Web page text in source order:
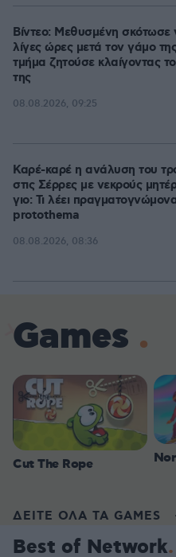
Βίντεο: Μεθυσμένη σκότωσε
λίγες ώρες μετά τον γάμο
τμήμα ζητούσε κλαίγοντας
της
08.08.2026, 09:25
Καρέ-καρέ η ανάλυση του
στις Σέρρες με νεκρούς
γιο: Τι λέει
protothema
08.08.2026, 08:36
Games
Cut The Rope
ΔΕΙΤΕ ΟΛΑ ΤΑ GAMES
Best of Network